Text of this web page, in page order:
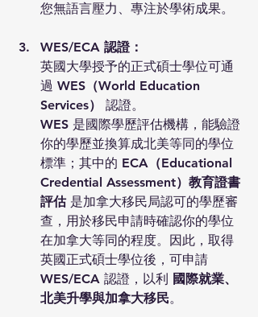
您無語言壓力、專注於學術成果。
WES/ECA 認證：
英國大學授予的正式碩士學位可通
過 WES（World Education
Services）
認證。
WES 是國際學歷評估機構，能驗證
你的學歷並換算成北美等同的學位
標準；其中的 ECA（Educational
Credential Assessment）教育證書
評估 是加拿大移民局認可的學歷審
查，用於移民申請時確認你的學位
在加拿大等同的程度。因此，取得
英國正式碩士學位後，可申請
WES/ECA 認證，以利
國際就業、
北美升學與加拿大移民。